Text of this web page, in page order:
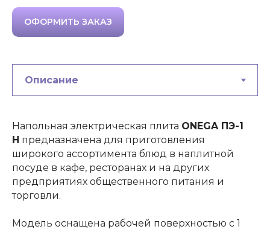
ОФОРМИТЬ ЗАКАЗ
Напольная электрическая плита ONEGA ПЭ-1
Н предназначена для приготовления
широкого ассортимента блюд в наплитной
посуде в кафе, ресторанах и на других
предприятиях общественного питания и
торговли.
Модель оснащена рабочей поверхностью с 1